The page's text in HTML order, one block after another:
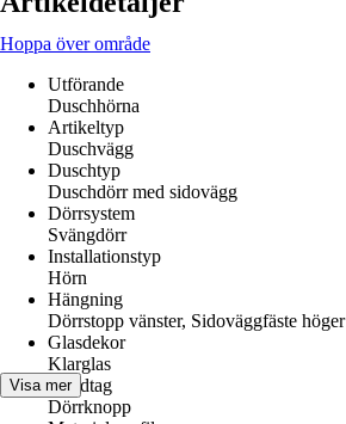
Hoppa över område
Utförande
Duschhörna
Artikeltyp
Duschvägg
Duschtyp
Duschdörr med sidovägg
Dörrsystem
Svängdörr
Installationstyp
Hörn
Hängning
Dörrstopp vänster, Sidoväggfäste höger
Glasdekor
Klarglas
Handtag
Dörrknopp
Visa mer